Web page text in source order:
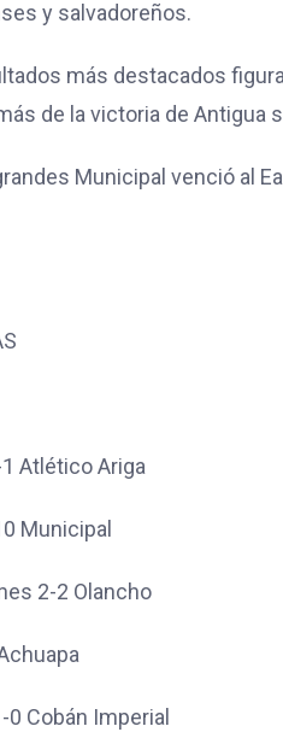
y salvadoreños.
más destacados
de la victoria de
Municipal venció al
Atlético Ariga
Municipal
2-2 Olancho
0 Cobán Imperial